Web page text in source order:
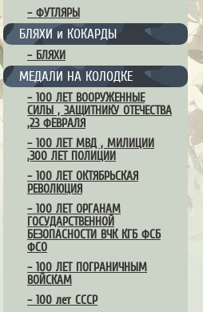
– ФУТЛЯРЫ
БЛЯХИ и КОКАРДЫ
– БЛЯХИ
МЕДАЛИ НА КОЛОДКЕ
– 100 ЛЕТ ВООРУЖЕННЫЕ
СИЛЫ , ЗАЩИТНИКУ ОТЕЧЕСТВА
,23 ФЕВРАЛЯ
– 100 ЛЕТ МВД , МИЛИЦИИ
,300 ЛЕТ ПОЛИЦИИ
– 100 ЛЕТ ОКТЯБРЬСКАЯ
РЕВОЛЮЦИЯ
– 100 ЛЕТ ОРГАНАМ
ГОСУДАРСТВЕННОЙ
БЕЗОПАСНОСТИ ВЧК КГБ ФСБ
ФСО
– 100 ЛЕТ ПОГРАНИЧНЫМ
ВОЙСКАМ
– 100 лет СССР